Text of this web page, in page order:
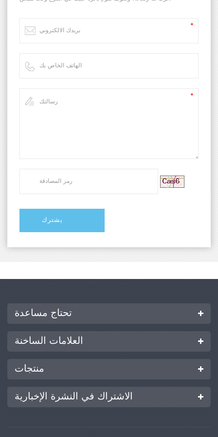
تحتاج مساعدة
العلامات الساخنة
منتجات
الاشتراك في النشرة الإخبارية